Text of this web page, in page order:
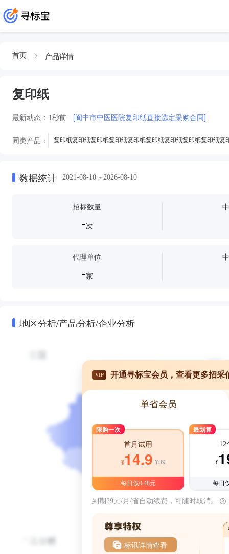
首页 产品详情
复印纸
最新动态： 1秒前 [阆中市中医医院复印纸直接选定采购合同]
同类产品： 复印纸复印纸复印纸复印纸复印纸复印纸复印纸复印纸复印纸
数据统计 2021-08-10～2026-08-10
招标数量
-次
代理单位
-家
地区分析/产品分析/企业分析
VIP 开通寻标宝会员，查看更多招采
单省会员
限购一次
首月试用
¥14.9 ¥39
每日仅0.48元
最划算
12
¥
每日
到期29元/月/省自动续费，可随时取消。
标讯详情查看